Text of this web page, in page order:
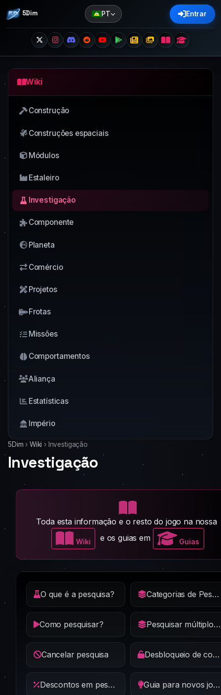
5Dim PT Entrar
Wiki
Construção
Construções espaciais
Módulos
Estaleiro
Investigação
Componente
Planeta
Comércio
Projetos
Frotas
Missões
Comportamentos
Aliança
Estatísticas
Império
5Dim › Wiki › Investigação
Investigação
Toda esta informação e o resto do jogo na nossa
Wiki e os guias em Guias
O que é a pesquisa? Categorias de Pesquisa
Como pesquisar? Pesquisar múltiplos níveis
Cancelar pesquisa Desbloqueio de componentes
Descontos em pesquisa Guia para novos jogadores